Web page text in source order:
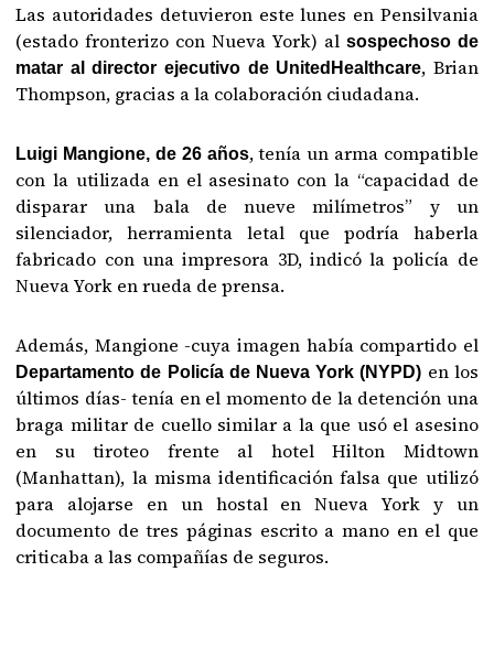
Las autoridades detuvieron este lunes en Pensilvania
(estado fronterizo con Nueva York) al sospechoso de
matar al director ejecutivo de UnitedHealthcare, Brian
Thompson, gracias a la colaboración ciudadana.
Luigi Mangione, de 26 años, tenía un arma compatible
con la utilizada en el asesinato con la “capacidad de
disparar una bala de nueve milímetros” y un
silenciador, herramienta letal que podría haberla
fabricado con una impresora 3D, indicó la policía de
Nueva York en rueda de prensa.
Además, Mangione -cuya imagen había compartido el
Departamento de Policía de Nueva York (NYPD) en los
últimos días- tenía en el momento de la detención una
braga militar de cuello similar a la que usó el asesino
en su tiroteo frente al hotel Hilton Midtown
(Manhattan), la misma identificación falsa que utilizó
para alojarse en un hostal en Nueva York y un
documento de tres páginas escrito a mano en el que
criticaba a las compañías de seguros.